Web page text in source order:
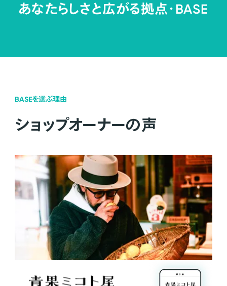
あなたらしさと広がる拠点・BASE
BASEを選ぶ理由
ショップオーナーの声